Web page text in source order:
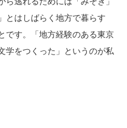
とはしばらく地方で暮らす
です。「地方経験のある東京
学をつくった」というのが私